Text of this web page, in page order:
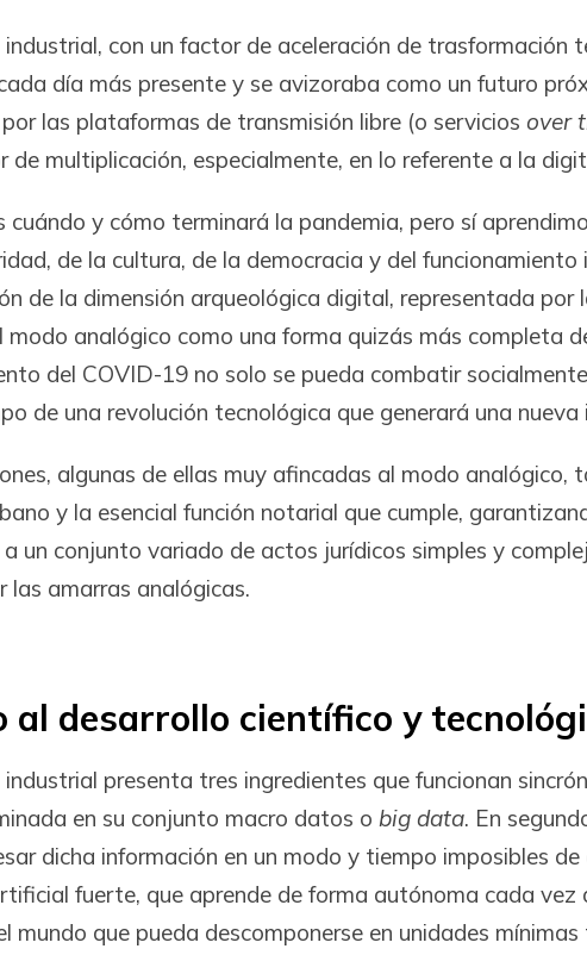
con un factor de aceleración de
día más presente y se avizoraba como un futuro
las plataformas de transmisión libre (o servicios over
de multiplicación, especialmente, en lo referente a la
cuándo y cómo terminará la pandemia, pero sí
de la cultura, de la democracia y del
de la dimensión arqueológica digital, representada
modo analógico como una forma quizás más completa
del COVID-19 no solo se pueda combatir
de una revolución tecnológica que generará una
algunas de ellas muy afincadas al modo
y la esencial función notarial que cumple,
un conjunto variado de actos jurídicos simples y
amarras analógicas.
al desarrollo científico y
presenta tres ingredientes que funcionan
en su conjunto macro datos o big data. En
dicha información en un modo y tiempo imposibles
fuerte, que aprende de forma autónoma cada
mundo que pueda descomponerse en unidades